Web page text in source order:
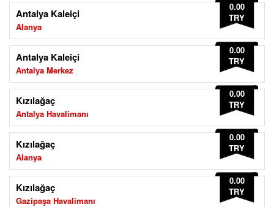
Antalya Kaleiçi
Alanya
0.00
TRY
Antalya Kaleiçi
Antalya Merkez
0.00
TRY
Kızılağaç
Antalya Havalimanı
0.00
TRY
Kızılağaç
Alanya
0.00
TRY
Kızılağaç
Gazipaşa Havalimanı
0.00
TRY